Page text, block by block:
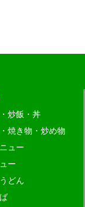
炒飯・丼
焼き物・炒め物
ュー
ー
どん